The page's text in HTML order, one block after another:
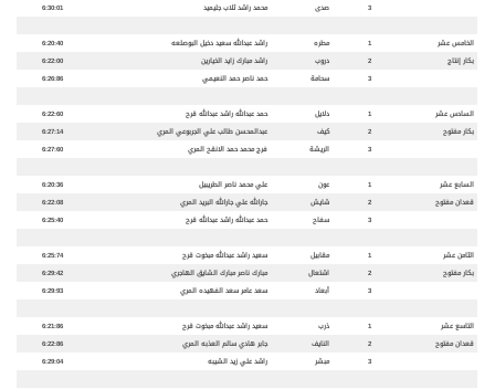
3
صدى محمد راشد ثلاب جليميد 6:30:01
الخامس عشر 1 مطره راشد عبدالله سعيد دخيل البوصلعه
6:20:40
بكار إنتاج
2 دروب راشد مبارك زايد الخيارين
6:22:00
3
سحامة حمد ناصر حمد النعيمي 6:26:86
السادس عشر 1 دلايل حمد عبدالله راشد عبدالله قرح
6:22:60
بكار مفتوح
2 كيف عبدالمحسن طالب علي الجربوعي المري
6:27:14
3
الريشة فرج محمد حمد الانقح المري 6:27:60
السابع عشر 1 عون علي محمد ناصر الطريبيل
6:20:36
قعدان مفتوح
2 شايش جارالله علي جارالله البريد المري
6:22:08
3
سفاح حمد عبدالله راشد عبدالله قرح 6:25:40
الثامن عشر 1 مقابيل سعيد راشد عبدالله مبخوت قرح
6:25:74
بكار مفتوح
2 اشتعال مبارك ناصر مبارك الشايق الهاجري
6:29:42
3
أبعاد سعد عامر سعد الفهيده المري 6:29:93
التاسع عشر 1 ذرب سعيد راشد عبدالله مبخوت قرح
6:21:86
قعدان مفتوح
2 النايف جابر هادي سالم العذبه المري
6:22:86
3
مبشر راشد علي زيد الشيبه 6:29:04